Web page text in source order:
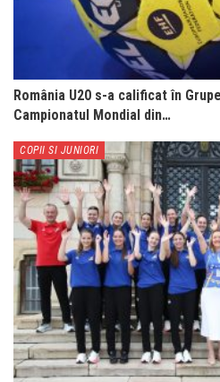
România U20 s-a calificat în
Campionatul Mondial din…
COPII SI JUNIORI